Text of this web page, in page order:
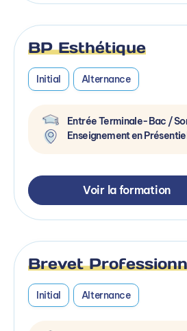
BP Esthétique
Initial Alternance
Entrée Terminale-Bac /
Enseignement en
Voir la formation
Brevet
Initial Alternance